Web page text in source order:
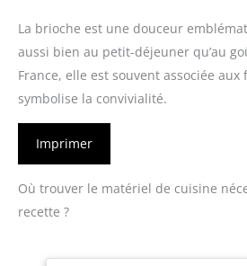
La brioche est une douceur
aussi bien au petit-déjeuner qu’au
France, elle est souvent associée aux
symbolise la convivialité.
Imprimer
Où trouver le matériel de cuisine
recette ?